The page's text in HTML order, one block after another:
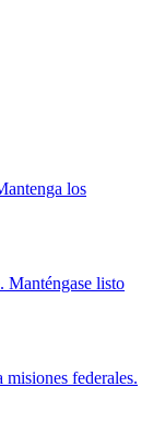
los
Manténgase listo
federales.